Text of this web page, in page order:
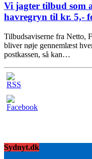
Vi jagter tilbud som
havregryn til kr. 5,-
Tilbudsaviserne fra Netto,
bliver nøje gennemlæst
postkassen, så kan…
Sydnyt.dk